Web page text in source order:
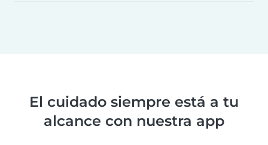
El cuidado siempre está a tu
alcance con nuestra app